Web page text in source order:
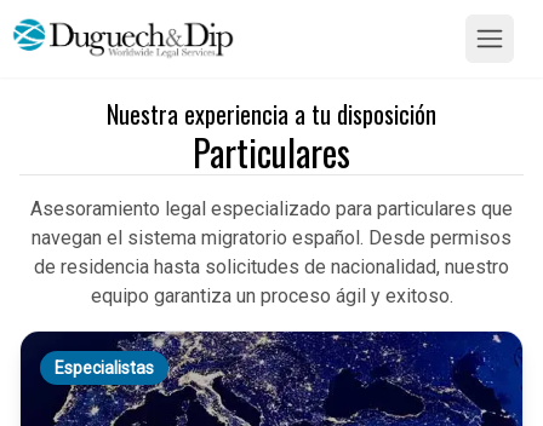
ParticularesNuestra experiencia a tu disposición
Particulares
Asesoramiento legal especializado para particulares que
navegan el sistema migratorio español. Desde permisos
de residencia hasta solicitudes de nacionalidad, nuestro
equipo garantiza un proceso ágil y exitoso.
Especialistas